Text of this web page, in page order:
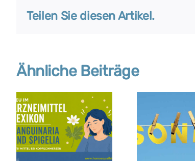
Teilen Sie diesen Artikel.
Ähnliche Beiträge